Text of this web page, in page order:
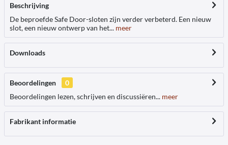
Beschrijving
De beproefde Safe Door-sloten zijn verder verbeterd. Een nieuw
slot, een nieuw ontwerp van het... meer
Downloads
Beoordelingen
0
Beoordelingen lezen, schrijven en discussiëren... meer
Fabrikant informatie